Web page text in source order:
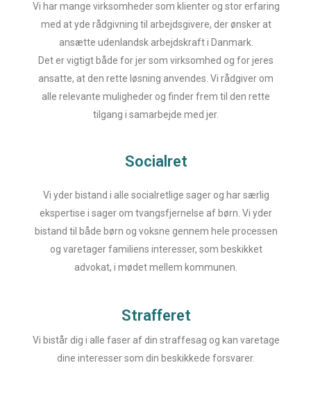
Vi har mange virksomheder som klienter og stor erfaring
med at yde rådgivning til arbejdsgivere, der ønsker at
ansætte udenlandsk arbejdskraft i Danmark.
Det er vigtigt både for jer som virksomhed og for jeres
ansatte, at den rette løsning anvendes. Vi rådgiver om
alle relevante muligheder og finder frem til den rette
tilgang i samarbejde med jer.
Socialret
Vi yder bistand i alle socialretlige sager og har særlig
ekspertise i sager om tvangsfjernelse af børn. Vi yder
bistand til både børn og voksne gennem hele processen
og varetager familiens interesser, som beskikket
advokat, i mødet mellem kommunen.
Strafferet
Vi bistår dig i alle faser af din straffesag og kan varetage
dine interesser som din beskikkede forsvarer.